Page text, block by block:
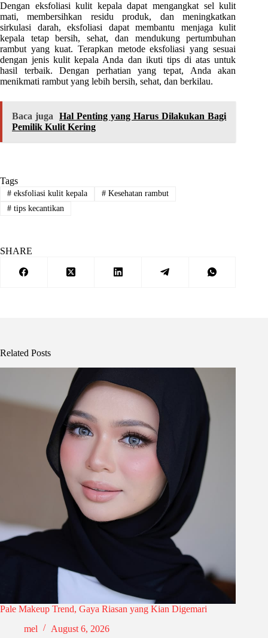
Dengan eksfoliasi kulit kepala dapat mengangkat sel kulit
mati, membersihkan residu produk, dan meningkatkan
sirkulasi darah, eksfoliasi dapat membantu menjaga kulit
kepala tetap bersih, sehat, dan mendukung pertumbuhan
rambut yang kuat. Terapkan metode eksfoliasi yang sesuai
dengan jenis kulit kepala Anda dan ikuti tips di atas untuk
hasil terbaik. Dengan perhatian yang tepat, Anda akan
menikmati rambut yang lebih bersih, sehat, dan berkilau.
Baca juga
Hal Penting yang Harus Dilakukan Bagi
Pemilik Kulit Kering
Tags
#eksfoliasi kulit kepala #Kesehatan rambut
#tips kecantikan
SHARE
Related Posts
Pale Makeup Trend, Gaya Riasan yang Kian Digemari
mel
August 6, 2026